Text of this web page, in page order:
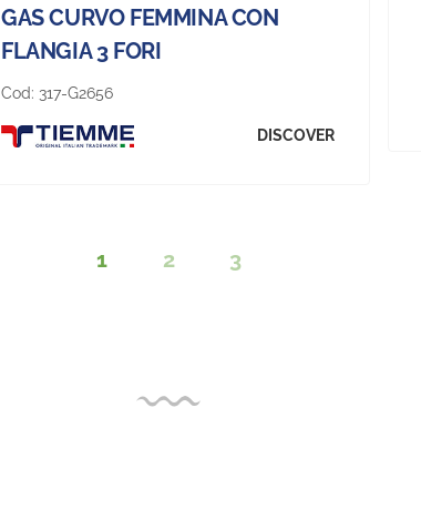
GAS CURVO FEMMINA CON
FLANGIA 3 FORI
Cod: 317-G2656
DISCOVER
1 2 3